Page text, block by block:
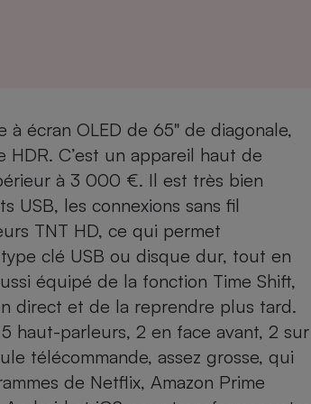
à écran OLED de 65" de diagonale,
C’est un appareil haut de
à 3 000 €. Il est très bien
USB, les connexions sans fil
TNT HD, ce qui permet
clé USB ou disque dur, tout en
équipé de la fonction Time Shift,
direct et de la reprendre plus tard.
haut-parleurs, 2 en face avant, 2 sur
télécommande, assez grosse, qui
de Netflix, Amazon Prime
choisir une
Assurance vie
Lave-vaisselle
Ordinateur portable
Poêle à granulés
Aide auditive
Crème solaire